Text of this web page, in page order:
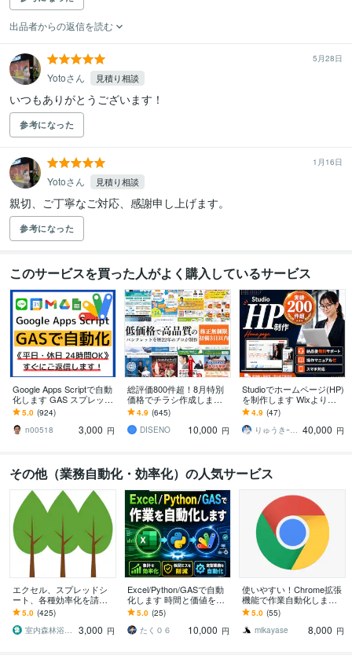
出品者からの返信を読む
5月28日
Yotoさん 見積り相談
いつもありがとうございます！
参考になった
1月16日
Yotoさん 見積り相談
親切、ご丁寧なご対応、感謝申し上げます。
参考になった
このサービスを買った人がよく購入しているサービス
Google Apps Scriptで自動
化します GAS スプレッド
シート、Gmail、Gemini、
定期実行
5.0 (924)
n00518
3,000 円
総評価800件超！8月特別
価格でチラシ作成します
プロが納得いくまで修正
無制限で対応します！
4.9 (645)
DISENO
10,000 円
Studioでホームページ(HP)
を制作します Wixよりも
オシャレでWordPressよ
りも更新が簡単！
4.9 (47)
りゅうきｰStudio Designer 40,000 円
その他（業務自動化・効率化）の人気サービス
エクセル、スプレッドシ
ート、各種効率化を請負
ます 集計、データ分析、
管理表、業務効率化はお
任せ下さい！
5.0 (425)
室内森林浴届け隊
3,000 円
Excel/Python/GASで自動
化します 時間と価値を生
む、あなたの自動化
5.0 (25)
たく０６
10,000 円
使いやすい！Chrome拡張
機能で作業自動化します 2
00件以上の自動化実績で
ご要望にお応えします。
5.0 (55)
mikayase
8,000 円